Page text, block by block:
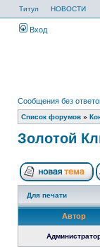
Титул НОВОСТИ
Вход
Сообщения без
Список форумов »
Золотой
Для печати
Автор